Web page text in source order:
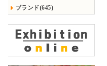
ブランド(645)